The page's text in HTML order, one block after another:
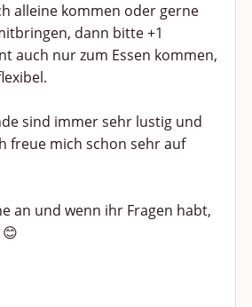
alleine kommen oder gerne
dann bitte +1
auch nur zum Essen kommen,
sind immer sehr lustig und
freue mich schon sehr auf
an und wenn ihr Fragen habt,